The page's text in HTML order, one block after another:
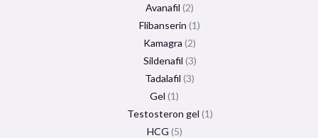
Avanafil 2
Flibanserin 1
Kamagra 2
Sildenafil 3
Tadalafil 3
Gel 1
Testosteron gel 1
HCG 5